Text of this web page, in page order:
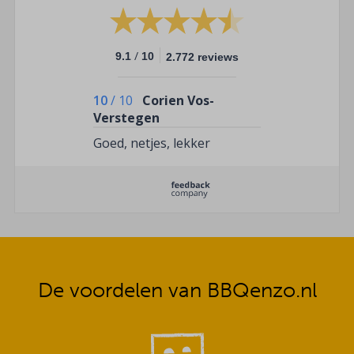
9.1 / 10 2.772 reviews
10/ 10
Corien Vos-
Verstegen
Goed, netjes, lekker
De voordelen van BBQenzo.nl